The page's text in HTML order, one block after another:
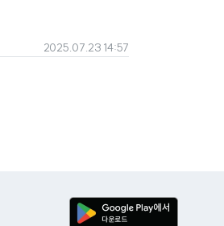
2025.07.23 14:57